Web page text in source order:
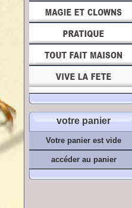
votre panier
Votre panier est vide
accéder au panier